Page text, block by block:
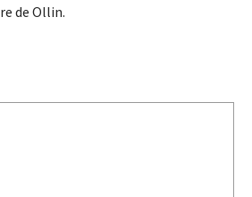
de Ollin.